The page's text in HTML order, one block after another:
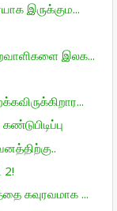
இருக்கும...
இலக...
2!
கவுரவமாக ...